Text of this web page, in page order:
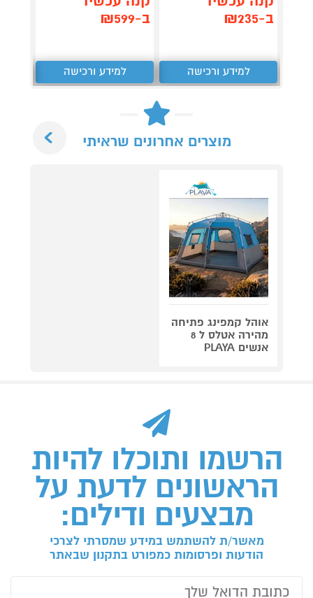
ב-₪235
למידע ורכישה
ב-₪599
למידע ורכישה
מוצרים אחרונים שראיתי
אוהל קמפינג פתיחה
מהירה אטלס ל 8
אנשים PLAYA
הרשמו ותוכלו להיות
הראשונים לדעת על
מבצעים ודילים:
מאשר/ת להשתמש במידע שמסרתי לצרכי
הודעות ופרסומות כמפורט בתקנון שבאתר